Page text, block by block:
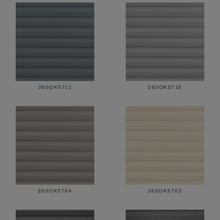
Роллеты
Жалюзи в скандинавском стиле
Все умные системы
Все москитные сетки
Скоростные ворота
Все маркизы
260OK5711 260OK5710
260OK5704 260OK5702